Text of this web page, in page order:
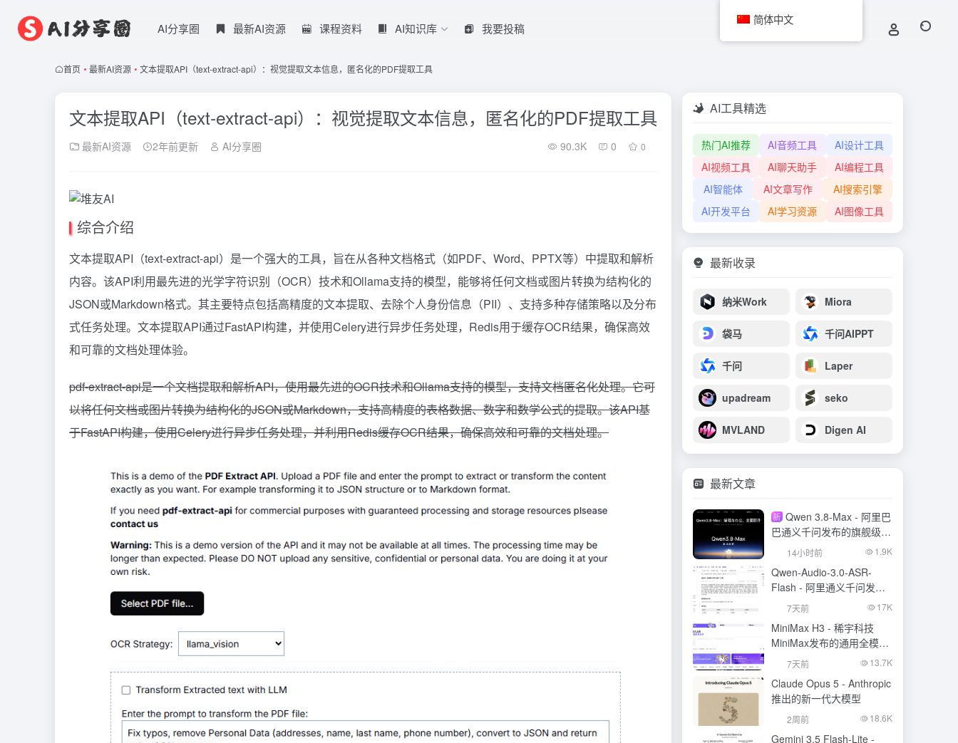
AI分享圈 最新AI资源 课程资料 AI知识库 我要投稿
首页 • 最新AI资源 • 文本提取API（text-extract-api）：视觉提取文本信息，匿名化的PDF提取工具
文本提取API（text-extract-api）：视觉提取文本信息，匿名化的PDF提取工具
最新AI资源 2年前更新 AI分享圈 90.3K 0 0
综合介绍
文本提取API（text-extract-api）是一个强大的工具，旨在从各种文档格式（如PDF、Word、PPTX等）中提取和解析
内容。该API利用最先进的光学字符识别（OCR）技术和Ollama支持的模型，能够将任何文档或图片转换为结构化的
JSON或Markdown格式。其主要特点包括高精度的文本提取、去除个人身份信息（PII）、支持多种存储策略以及分布
式任务处理。文本提取API通过FastAPI构建，并使用Celery进行异步任务处理，Redis用于缓存OCR结果，确保高效
和可靠的文档处理体验。
pdf-extract-api是一个文档提取和解析API，使用最先进的OCR技术和Ollama支持的模型，支持文档匿名化处理。它可
以将任何文档或图片转换为结构化的JSON或Markdown，支持高精度的表格数据、数字和数学公式的提取。该API基
于FastAPI构建，使用Celery进行异步任务处理，并利用Redis缓存OCR结果，确保高效和可靠的文档处理。
AI工具精选
热门AI推荐 AI音频工具
AI设计工具
AI视频工具
AI聊天助手
AI编程工具
AI智能体
AI文章写作
AI搜索引擎
AI开发平台
AI学习资源 AI图像工具
最新收录
纳米Work Miora
袋马 千问AIPPT
千问 Laper
upadream seko
MVLAND Digen AI
最新文章
新 Qwen 3.8-Max - 阿里巴
巴通义千问发布的旗舰级大
模型14小时前 1.9K
Qwen-Audio-3.0-ASR-
Flash - 阿里通义千问发布
的语音识别大模型
7天前 17K
MiniMax H3 - 稀宇科技
MiniMax发布的通用全模态
生成模型
7天前 13.7K
Claude Opus 5 - Anthropic
推出的新一代大模型
2周前 18.6K
Gemini 3.5 Flash-Lite -
简体中文